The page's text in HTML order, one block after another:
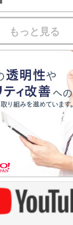
もっと見る